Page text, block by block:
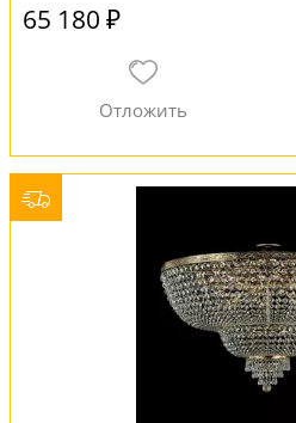
65 180 ₽